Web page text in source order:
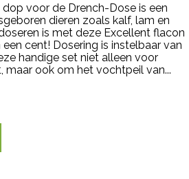
voor de Drench-Dose is een
dieren zoals kalf, lam en
is met deze Excellent flacon
cent! Dosering is instelbaar van
handige set niet alleen voor
maar ook om het vochtpeil van...